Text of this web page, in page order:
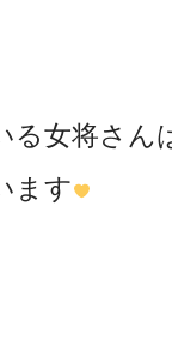
女将さん
ます